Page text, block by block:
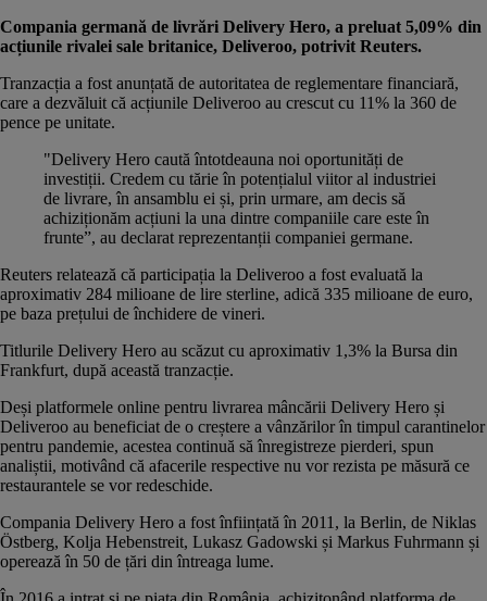
Compania germană de livrări Delivery Hero, a preluat 5,09% din
acțiunile rivalei sale britanice, Deliveroo, potrivit Reuters.
Tranzacția a fost anunțată de autoritatea de reglementare financiară,
care a dezvăluit că acțiunile Deliveroo au crescut cu 11% la 360 de
pence pe unitate.
"Delivery Hero caută întotdeauna noi oportunități de
investiții. Credem cu tărie în potențialul viitor al industriei
de livrare, în ansamblu ei și, prin urmare, am decis să
achiziționăm acțiuni la una dintre companiile care este în
frunte”, au declarat reprezentanții companiei germane.
Reuters relatează că participația la Deliveroo a fost evaluată la
aproximativ 284 milioane de lire sterline, adică 335 milioane de euro,
pe baza prețului de închidere de vineri.
Titlurile Delivery Hero au scăzut cu aproximativ 1,3% la Bursa din
Frankfurt, după această tranzacție.
Deși platformele online pentru livrarea mâncării Delivery Hero și
Deliveroo au beneficiat de o creștere a vânzărilor în timpul carantinelor
pentru pandemie, acestea continuă să înregistreze pierderi, spun
analiștii, motivând că afacerile respective nu vor rezista pe măsură ce
restaurantele se vor redeschide.
Compania Delivery Hero a fost înființată în 2011, la Berlin, de Niklas
Östberg, Kolja Hebenstreit, Lukasz Gadowski și Markus Fuhrmann și
operează în 50 de țări din întreaga lume.